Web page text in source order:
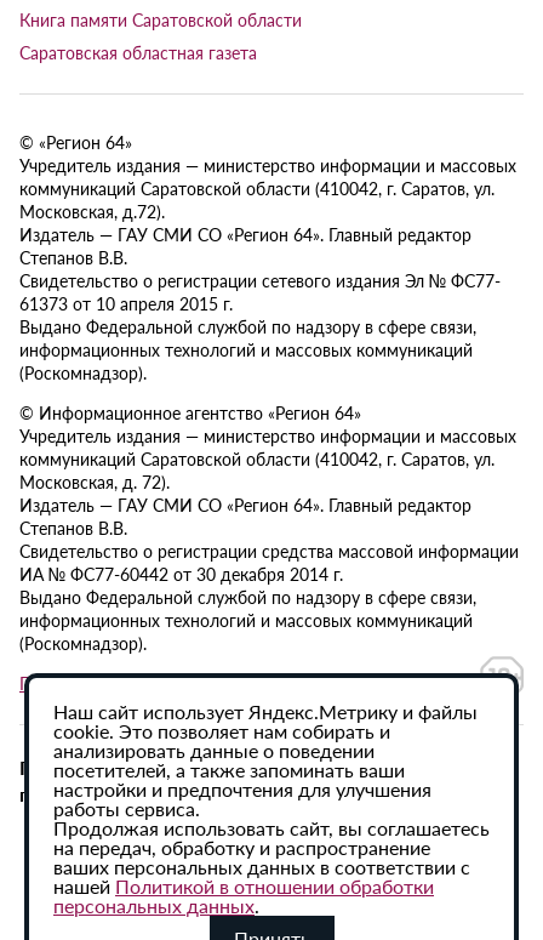
Книга памяти Саратовской области
Саратовская областная газета
© «Регион 64»
Учредитель издания — министерство информации и массовых
коммуникаций Саратовской области (410042, г. Саратов, ул.
Московская, д.72).
Издатель — ГАУ СМИ СО «Регион 64». Главный редактор
Степанов В.В.
Свидетельство о регистрации сетевого издания Эл № ФС77-
61373 от 10 апреля 2015 г.
Выдано Федеральной службой по надзору в сфере связи,
информационных технологий и массовых коммуникаций
(Роскомнадзор).
© Информационное агентство «Регион 64»
Учредитель издания — министерство информации и массовых
коммуникаций Саратовской области (410042, г. Саратов, ул.
Московская, д. 72).
Издатель — ГАУ СМИ СО «Регион 64». Главный редактор
Степанов В.В.
Свидетельство о регистрации средства массовой информации
ИА № ФС77-60442 от 30 декабря 2014 г.
Выдано Федеральной службой по надзору в сфере связи,
информационных технологий и массовых коммуникаций
(Роскомнадзор).
Политика в отношении обработки персональных данных
При использовании материалов сайта активная
гиперссылка на ИА «Регион 64» обязательна.
Наш сайт использует Яндекс.Метрику и файлы
cookie. Это позволяет нам собирать и
анализировать данные о поведении
посетителей, а также запоминать ваши
настройки и предпочтения для улучшения
работы сервиса.
Продолжая использовать сайт, вы соглашаетесь
на передач, обработку и распространение
ваших персональных данных в соответствии с
нашей Политикой в отношении обработки
персональных данных.